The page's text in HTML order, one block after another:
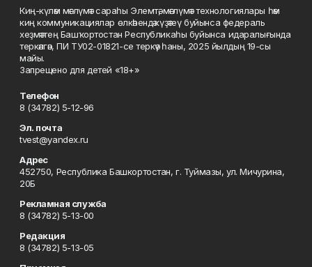
Киң-күләм мәғлүмәт сараһы Элемтә, мәғлүмәт технологиялары һәм
киң коммуникациялар өлкәһендә күҙәтеү буйынса федераль
хеҙмәттең Башҡортостан Республикаһы буйынса идаралығында
теркәлгән, ПИ ТУ02-01821-се теркәү һаны, 2025 йылдың 19-сы
майы.
Запрещено для детей «18+»
Телефон
8 (34782) 5-12-96
Эл. почта
tvest@yandex.ru
Адрес
452750, Республика Башкортостан, г. Туймазы, ул. Мичурина,
20Б
Рекламная служба
8 (34782) 5-13-00
Редакция
8 (34782) 5-13-05